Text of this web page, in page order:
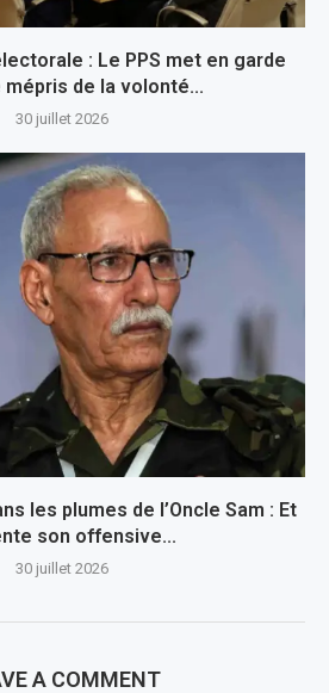
: Le PPS met en garde
de la volonté...
30 juillet 2026
les plumes de l’Oncle Sam : Et
son offensive...
30 juillet 2026
A COMMENT